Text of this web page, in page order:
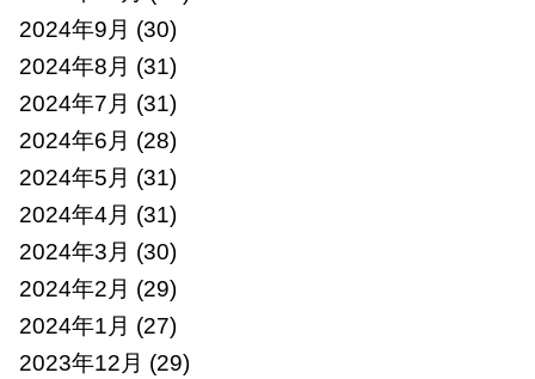
2024年9月 (30)
2024年8月 (31)
2024年7月 (31)
2024年6月 (28)
2024年5月 (31)
2024年4月 (31)
2024年3月 (30)
2024年2月 (29)
2024年1月 (27)
2023年12月 (29)